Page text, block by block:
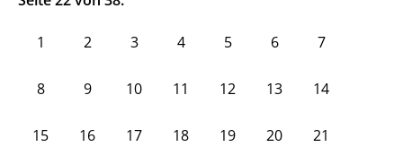
1 2 3 4 5 6 7
8 9 10 11 12 13 14
15 16 17 18 19 20 21